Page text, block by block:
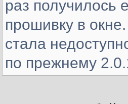
раз получилось
прошивку в
стала
по прежнему